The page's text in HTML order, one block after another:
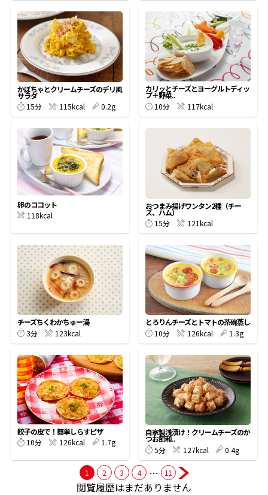
『踊り節』
鰹節屋の
だしパック
商品情報一覧
おすすめサイト
新鮮一番
氷熟®︎
だしパック
かぼちゃとクリームチーズのデリ風
サラダ
15分
115kcal 0.2g
カリッとチーズとヨーグルトディッ
プ＋野菜..
10分
117kcal
卵のココット
118kcal
おつまみ揚げワンタン2種（チー
ズ、ハム）
15分
121kcal
チーズちくわかちゅー湯
3分
123kcal
とろりんチーズとトマトの茶碗蒸し
10分
126kcal 1.3g
餃子の皮で！簡単しらすピザ
10分
126kcal 1.7g
自家製浅漬け！クリームチーズのか
つお節和..
5分
127kcal 0.4g
1 2 3 4 … 11
閲覧履歴はまだありません